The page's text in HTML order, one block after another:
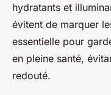
hydratants et
évitent de marquer
essentielle pour
en pleine santé,
redouté.